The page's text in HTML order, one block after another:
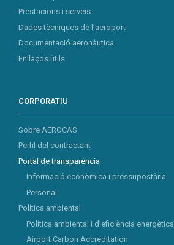
Prestacions i serveis
Dades tècniques de l’aeroport
Documentació aeronàutica
Enllaços útils
CORPORATIU
Sobre AEROCAS
Perfil del contractant
Portal de transparència
Informació econòmica i pressupostària
Personal
Política ambiental
Política ambiental i d’eficiència energètica
Airport Carbon Accreditation